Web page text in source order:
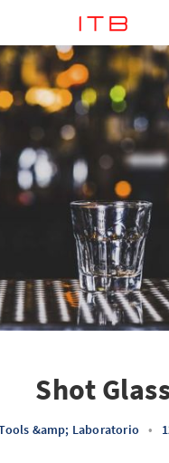
Shot
&amp; Laboratorio •